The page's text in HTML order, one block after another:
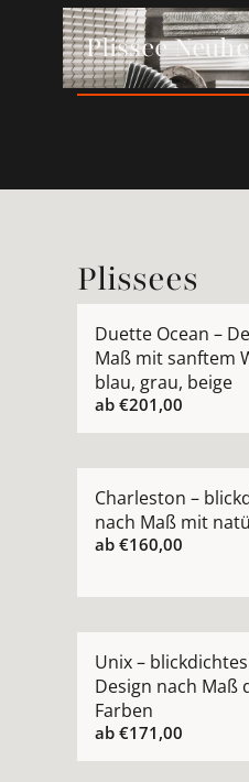
Plissee Neuheiten
Plissee
Plissees
Duette Ocean –
Maß mit sanftem
blau, grau, beige
ab €201,00
Charleston –
nach Maß mit
ab €160,00
Unix –
Design nach Maß
Farben
ab €171,00